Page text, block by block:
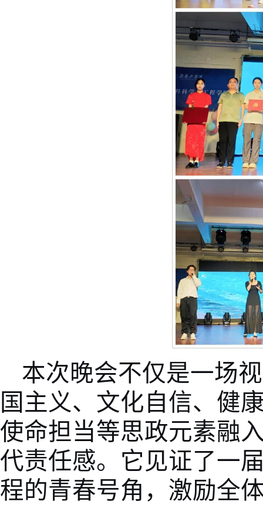
本次晚会不仅是一场
国主义、文化自信、健
使命担当等思政元素融
代责任感。它见证了一
程的青春号角，激励全